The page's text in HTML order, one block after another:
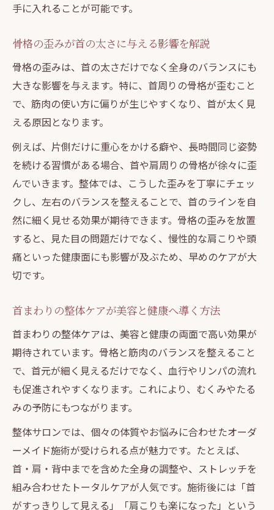
整体で骨格の歪みを整えて首の美しさを復
首のラインを引き出す姿勢改善メソッド紹
介
整体施術とセルフケアで歪みを防ぐ生活習
慣
骨格の安定がもたらす首元の印象アップ術
歪みを見極める整体のプロの視点とアドバ
イス
首のラインを整える姿勢改善の新提案
整体の新アプローチで首のラインを美しく
保つ
姿勢改善と骨格調整がもたらす美容効果を
解説
イント
整体院で首のラインを整える最新メソッド
美しい首元を維持するための姿勢習慣作り
手に入れることが可能です。
骨格の歪みが首の太さに与える影響を解説
骨格の歪みは、首の太さだけでなく全身のバランスにも
大きな影響を与えます。特に、首周りの骨格が歪むこと
で、筋肉の使い方に偏りが生じやすくなり、首が太く見
える原因となります。
例えば、片側だけに重心をかける癖や、長時間同じ姿勢
を続ける習慣がある場合、首や肩周りの骨格が徐々に歪
んでいきます。整体では、こうした歪みを丁寧にチェッ
クし、左右のバランスを整えることで、首のラインを自
然に細く見せる効果が期待できます。骨格の歪みを放置
すると、見た目の問題だけでなく、慢性的な肩こりや頭
痛といった健康面にも影響が及ぶため、早めのケアが大
切です。
首まわりの整体ケアが美容と健康へ導く方法
首まわりの整体ケアは、美容と健康の両面で高い効果が
期待されています。骨格と筋肉のバランスを整えること
で、首元が細く見えるだけでなく、血行やリンパの流れ
も促進されやすくなります。これにより、むくみやたる
みの予防にもつながります。
整体サロンでは、個々の体質やお悩みに合わせたオーダ
ーメイド施術が受けられる点が魅力です。たとえば、
首・肩・背中までを含めた全身の調整や、ストレッチを
組み合わせたトータルケアが人気です。施術後には「首
がすっきりして見える」「肩こりも楽になった」という